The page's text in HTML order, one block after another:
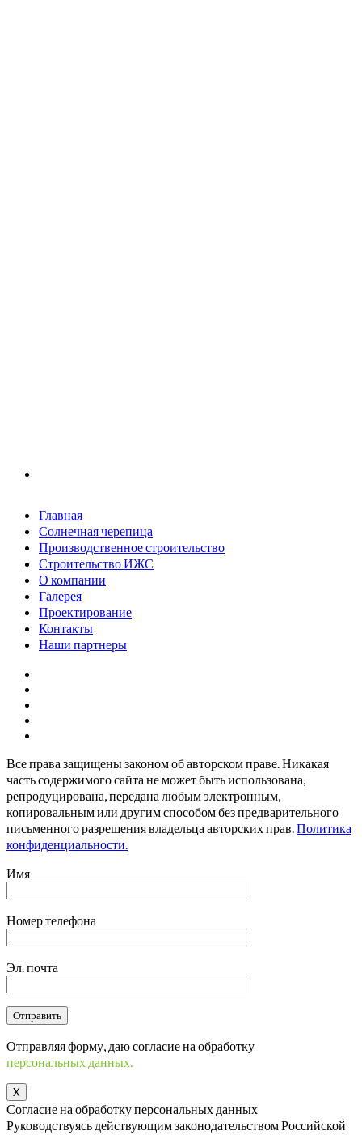
Главная
Солнечная черепица
Производственное строительство
Строительство ИЖС
О компании
Галерея
Проектирование
Контакты
Наши партнеры
Все права защищены законом об авторском праве. Никакая
часть содержимого сайта не может быть использована,
репродуцирована, передана любым электронным,
копировальным или другим способом без предварительного
письменного разрешения владельца авторских прав.Политика
конфиденциальности.
Имя
Номер телефона
Эл. почта
Отправляя форму, даю согласие на обработку
персональных данных.
X
Согласие на обработку персональных данных
Руководствуясь действующим законодательством Российской